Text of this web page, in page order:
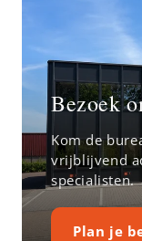
Bezoek
Kom de
vrijblijvend
specialisten.
Plan je